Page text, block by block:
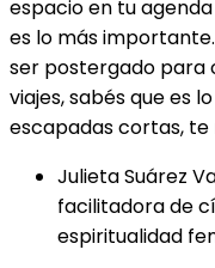
espacio en tu
es lo más
ser postergado para
viajes, sabés que es
escapadas cortas, te
Julieta Suárez
facilitadora de
espiritualidad